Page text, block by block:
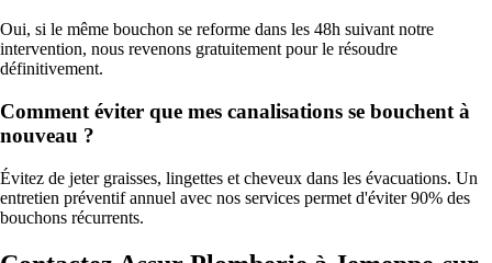
Oui, si le même bouchon se reforme dans les 48h suivant notre
intervention, nous revenons gratuitement pour le résoudre
définitivement.
Comment éviter que mes canalisations se bouchent à
nouveau ?
Évitez de jeter graisses, lingettes et cheveux dans les évacuations. Un
entretien préventif annuel avec nos services permet d'éviter 90% des
bouchons récurrents.